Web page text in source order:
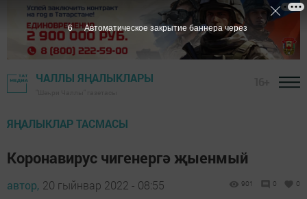
ЧАЛЛЫ ЯҢАЛЫКЛАРЫ
ЯҢАЛЫКЛАР ТАСМАСЫ
Коронавирус чигенергә җыенмый
автор, 20 гыйнвар 2022 - 08:55 901 0 0
5 Автоматическое закрытие баннера через